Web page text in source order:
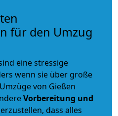
für den Umzug
eine stressige
wenn sie über große
von Gießen
Vorbereitung und
dass alles